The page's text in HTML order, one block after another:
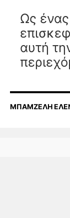
Ως
αυτή
ΜΠΑΜΖΕΛΗ